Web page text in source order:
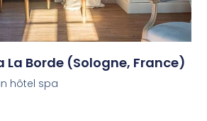
La Borde (Sologne, France)
hôtel spa